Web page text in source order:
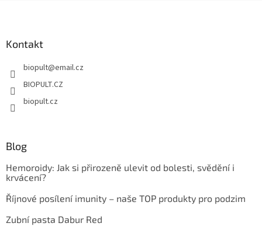
Kontakt
biopult@email.cz
BIOPULT.CZ
biopult.cz
Blog
Hemoroidy: Jak si přirozeně ulevit od bolesti, svědění i
krvácení?
Říjnové posílení imunity – naše TOP produkty pro podzim
Zubní pasta Dabur Red